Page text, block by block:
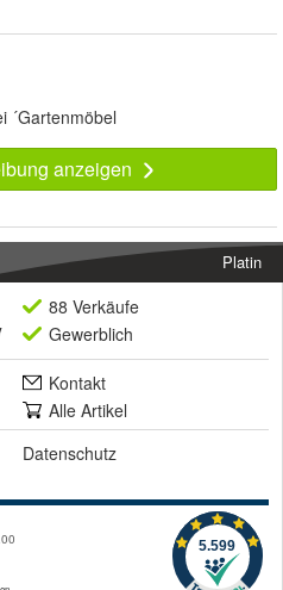
´Gartenmöbel
anzeigen
Platin
88 Verkäufe
Gewerblich
Kontakt
Alle Artikel
Datenschutz